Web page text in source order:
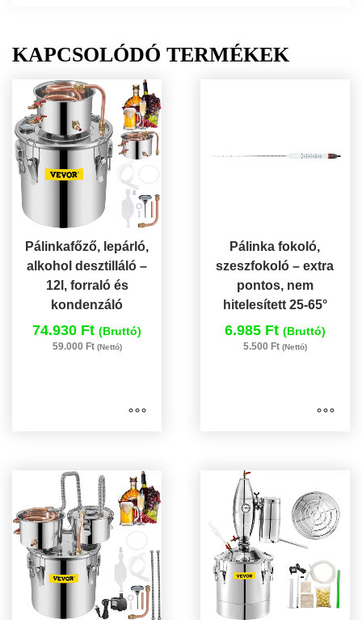
KAPCSOLÓDÓ TERMÉKEK
Pálinkafőző, lepárló,
alkohol desztilláló –
12l, forraló és
kondenzáló
74.930 Ft(Bruttó)
59.000 Ft (Nettó)
Pálinka fokoló,
szeszfokoló – extra
pontos, nem
hitelesített 25-65°
6.985 Ft (Bruttó)
5.500 Ft (Nettó)